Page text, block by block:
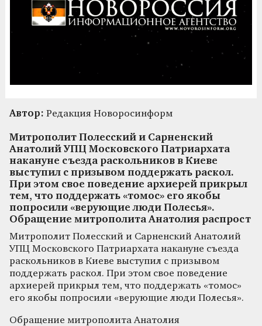
Автор: Редакция Новоросинформ
Митрополит Полесский и Сарненский
Анатолий УПЦ Московского Патриархата
накануне съезда раскольников в Киеве
выступил с призывом поддержать раскол.
При этом свое поведение архиерей прикрыл
тем, что поддержать «томос» его якобы
попросили «верующие люди Полесья».
Обращение митрополита Анатолия распрост
Митрополит Полесский и Сарненский Анатолий
УПЦ Московского Патриархата накануне съезда
раскольников в Киеве выступил с призывом
поддержать раскол. При этом свое поведение
архиерей прикрыл тем, что поддержать «томос»
его якобы попросили «верующие люди Полесья».
Обращение митрополита Анатолия